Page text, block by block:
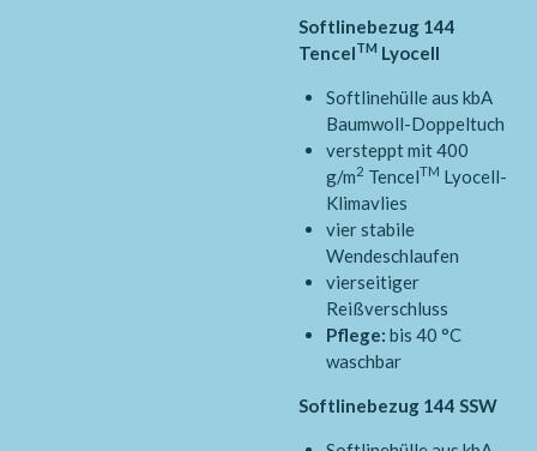
Softlinebezug 144
TencelTM Lyocell
Softlinehülle aus kbA
Baumwoll-Doppeltuch
versteppt mit 400
g/m2 TencelTM Lyocell-
Klimavlies
vier stabile
Wendeschlaufen
vierseitiger
Reißverschluss
Pflege: bis 40 °C
waschbar
Softlinebezug 144 SSW